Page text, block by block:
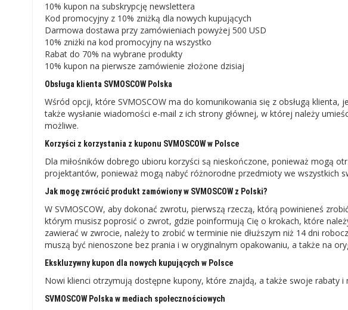
10% kupon na subskrypcję newslettera
Kod promocyjny z 10% zniżką dla nowych kupujących
Darmowa dostawa przy zamówieniach powyżej 500 USD
10% zniżki na kod promocyjny na wszystko
Rabat do 70% na wybrane produkty
10% kupon na pierwsze zamówienie złożone dzisiaj
Obsługa klienta SVMOSCOW Polska
Wśród opcji, które SVMOSCOW ma do komunikowania się z obsługą klienta,
także wysłanie wiadomości e-mail z ich strony głównej, w której należy
możliwe.
Korzyści z korzystania z kuponu SVMOSCOW w Polsce
Dla miłośników dobrego ubioru korzyści są nieskończone, ponieważ mogą
projektantów, ponieważ mogą nabyć różnorodne przedmioty we wszystkich
Jak mogę zwrócić produkt zamówiony w SVMOSCOW z Polski?
W SVMOSCOW, aby dokonać zwrotu, pierwszą rzeczą, którą powinieneś
którym musisz poprosić o zwrot, gdzie poinformują Cię o krokach, które
zawierać w zwrocie, należy to zrobić w terminie nie dłuższym niż 14 dni
muszą być nienoszone bez prania i w oryginalnym opakowaniu, a także na
Ekskluzywny kupon dla nowych kupujących w Polsce
Nowi klienci otrzymują dostępne kupony, które znajdą, a także swoje rabaty i
SVMOSCOW Polska w mediach społecznościowych